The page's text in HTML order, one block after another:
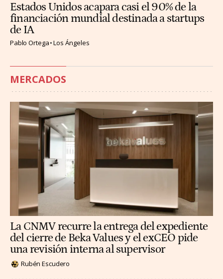
Estados Unidos acapara casi el 90% de la
financiación mundial destinada a startups
de IA
Pablo Ortega Los Ángeles
MERCADOS
La CNMV recurre la entrega del expediente
del cierre de Beka Values y el exCEO pide
una revisión interna al supervisor
Rubén Escudero